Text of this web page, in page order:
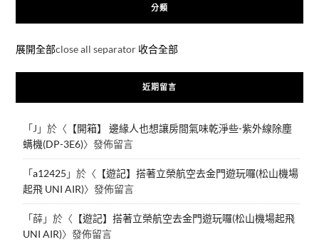
分類
展開全部close all separator 收合全部
近期留言
「J 」於〈 【開箱】 邊緣人也想讓房間氣味乾淨些-紫外線除塵
螨機(DP-3E6)〉發佈留言
「a12425 」於〈 【遊記】搭著立榮航空去金門遊玩囉(松山機場
起飛 UNI AIR)〉發佈留言
「薛」於〈 【遊記】搭著立榮航空去金門遊玩囉(松山機場起飛
UNI AIR)〉發佈留言